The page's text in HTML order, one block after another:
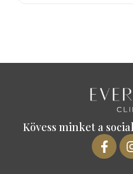
Kövess minket a